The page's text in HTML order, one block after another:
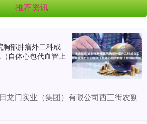
推荐资讯
胸部肿瘤外二科成
自体心包代血管上
龙门实业（集团）有限公司西三街农副